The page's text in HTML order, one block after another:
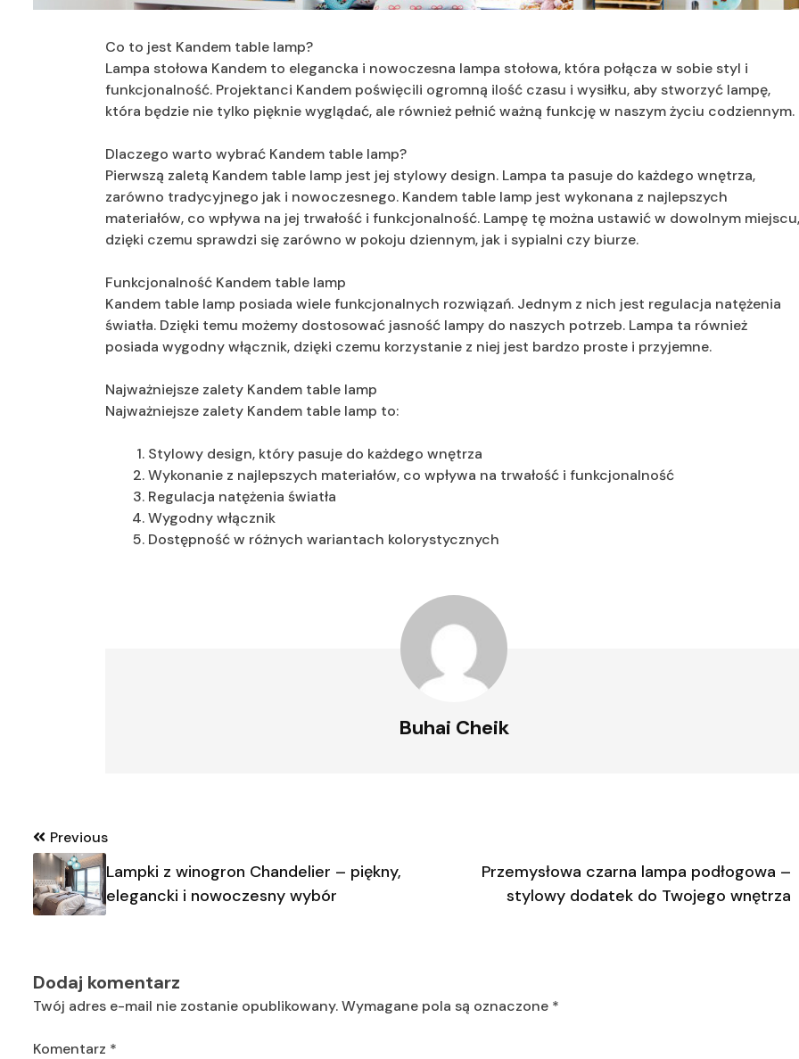
Co to jest Kandem table lamp?
Lampa stołowa Kandem to elegancka i nowoczesna lampa stołowa, która połącza w sobie styl i
funkcjonalność. Projektanci Kandem poświęcili ogromną ilość czasu i wysiłku, aby stworzyć lampę,
która będzie nie tylko pięknie wyglądać, ale również pełnić ważną funkcję w naszym życiu codziennym.
Dlaczego warto wybrać Kandem table lamp?
Pierwszą zaletą Kandem table lamp jest jej stylowy design. Lampa ta pasuje do każdego wnętrza,
zarówno tradycyjnego jak i nowoczesnego. Kandem table lamp jest wykonana z najlepszych
materiałów, co wpływa na jej trwałość i funkcjonalność. Lampę tę można ustawić w dowolnym
dzięki czemu sprawdzi się zarówno w pokoju dziennym, jak i sypialni czy biurze.
Funkcjonalność Kandem table lamp
Kandem table lamp posiada wiele funkcjonalnych rozwiązań. Jednym z nich jest regulacja natężenia
światła. Dzięki temu możemy dostosować jasność lampy do naszych potrzeb. Lampa ta również
posiada wygodny włącznik, dzięki czemu korzystanie z niej jest bardzo proste i przyjemne.
Najważniejsze zalety Kandem table lamp
Najważniejsze zalety Kandem table lamp to:
Stylowy design, który pasuje do każdego wnętrza
Wykonanie z najlepszych materiałów, co wpływa na trwałość i funkcjonalność
Regulacja natężenia światła
Wygodny włącznik
Dostępność w różnych wariantach kolorystycznych
Buhai Cheik
Nawigacja
wpisu
Previous
Lampki z winogron Chandelier – piękny,
elegancki i nowoczesny wybór
Przemysłowa czarna lampa podłogowa –
stylowy dodatek do Twojego wnętrza
Dodaj komentarz
Twój adres e-mail nie zostanie opublikowany.Wymagane pola są oznaczone *
Komentarz *